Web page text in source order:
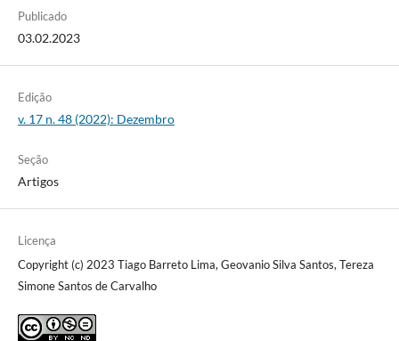
Publicado
03.02.2023
Edição
v. 17 n. 48 (2022): Dezembro
Seção
Artigos
Licença
Copyright (c) 2023 Tiago Barreto Lima, Geovanio Silva Santos, Tereza
Simone Santos de Carvalho